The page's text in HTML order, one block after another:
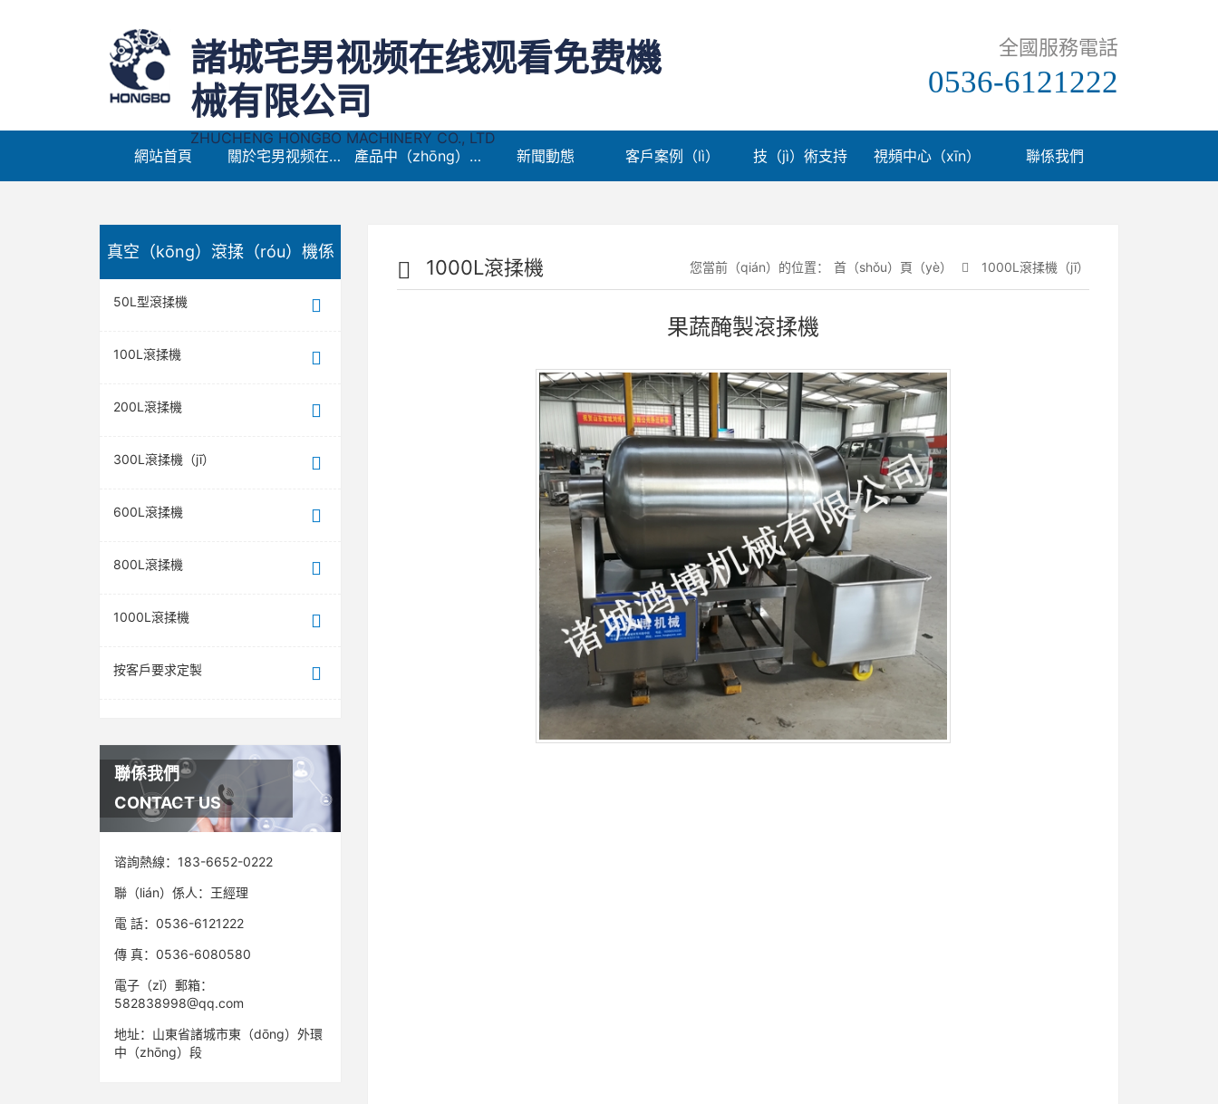
諸城宅男视频在线观看免费機
械有限公司
ZHUCHENG HONGBO MACHINERY CO., LTD
全國服務電話
0536-6121222
網站首頁 關於宅男视频在线观看免费 產品中（zhōng）心 新聞動態 客戶案例（lì） 技（jì）術支持 視頻中心（xīn） 聯係我們
真空（kōng）滾揉（róu）機係
50L型滾揉機
100L滾揉機
200L滾揉機
300L滾揉機（jī）
600L滾揉機
800L滾揉機
1000L滾揉機
按客戶要求定製
聯係我們
CONTACT US
谘詢熱線： 183-6652-0222
聯（lián）係人： 王經理
電 話：0536-6121222
傳 真： 0536-6080580
電子（zǐ）郵箱：
582838998@qq.com
地址：山東省諸城市東（dōng）外環
中（zhōng）段
1000L滾揉機 您當前（qián）的位置： 首（shǒu）頁（yè） 1000L滾揉機（jī）
果蔬醃製滾揉機